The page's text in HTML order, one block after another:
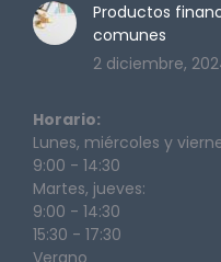
Productos
comunes
2 diciembre,
Horario:
Lunes, miércoles y
9:00 - 14:30
Martes, jueves:
9:00 - 14:30
15:30 - 17:30